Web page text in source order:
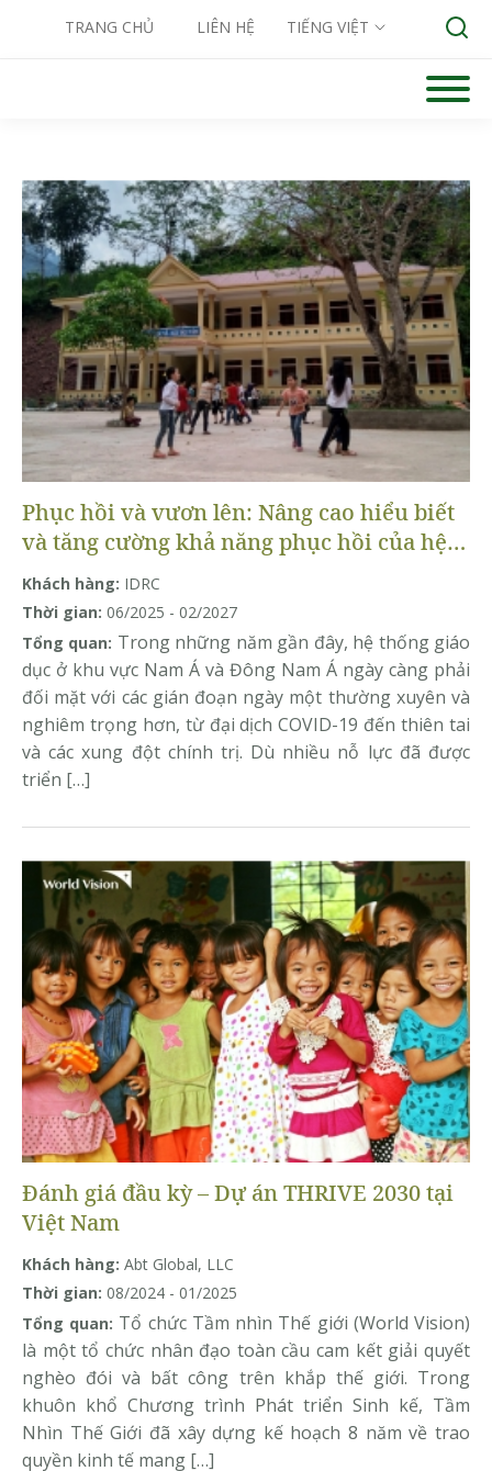
content
TRANG CHỦ LIÊN HỆ TIẾNG VIỆT
Phục hồi và vươn lên: Nâng cao hiểu biết
và tăng cường khả năng phục hồi của hệ
thống giáo dục ở Nam Á và Đông Nam Á
Khách hàng: IDRC
Thời gian: 06/2025 - 02/2027
Tổng quan: Trong những năm gần đây, hệ thống giáo
dục ở khu vực Nam Á và Đông Nam Á ngày càng phải
đối mặt với các gián đoạn ngày một thường xuyên và
nghiêm trọng hơn, từ đại dịch COVID-19 đến thiên tai
và các xung đột chính trị. Dù nhiều nỗ lực đã được
triển […]
Đánh giá đầu kỳ – Dự án THRIVE 2030 tại
Việt Nam
Khách hàng: Abt Global, LLC
Thời gian: 08/2024 - 01/2025
Tổng quan: Tổ chức Tầm nhìn Thế giới (World Vision)
là một tổ chức nhân đạo toàn cầu cam kết giải quyết
nghèo đói và bất công trên khắp thế giới. Trong
khuôn khổ Chương trình Phát triển Sinh kế, Tầm
Nhìn Thế Giới đã xây dựng kế hoạch 8 năm về trao
quyền kinh tế mang […]